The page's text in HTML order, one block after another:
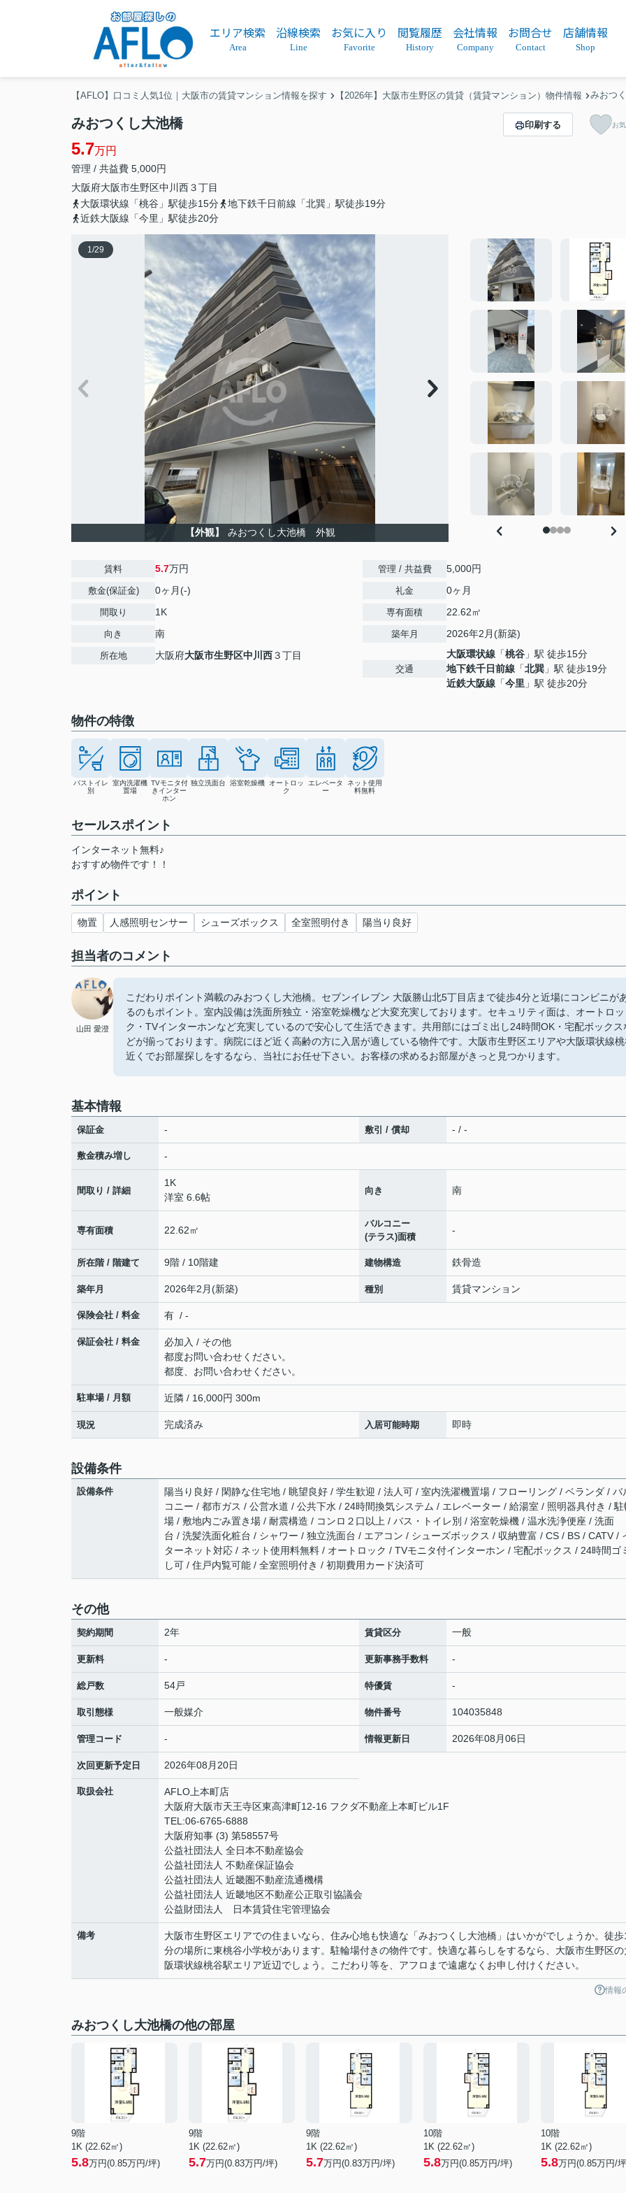
エリア検索
Area
沿線検索
Line
お気に入り
Favorite
閲覧履歴
History
会社情報
Company
お問合せ
Contact
店舗情報
Shop
【AFLO】口コミ人気1位｜大阪市の賃貸マンション情報を探す 【2026年】大阪市生野区の賃貸（賃貸マンション）物件情報 みおつ
みおつくし大池橋
5.7万円
管理 / 共益費 5,000円
大阪府大阪市生野区中川西３丁目
大阪環状線「桃谷」駅徒歩15分
地下鉄千日前線「北巽」駅徒歩19分
近鉄大阪線「今里」駅徒歩20分
印刷する お
1/29
【外観】 みおつくし大池橋 外観
賃料 5.7万円
敷金(保証金) 0ヶ月(-)
間取り 1K
向き 南
所在地 大阪府大阪市生野区中川西３丁目
管理 / 共益費 5,000円
礼金 0ヶ月
専有面積 22.62㎡
築年月 2026年2月(新築)
交通
大阪環状線 「桃谷 」駅 徒歩15分
地下鉄千日前線 「北巽 」駅 徒歩19分
近鉄大阪線 「今里 」駅 徒歩20分
物件の特徴
バストイレ
別
室内洗濯機
置場
TVモニタ付
きインター
ホン
独立洗面台 浴室乾燥機
オートロッ
ク
エレベータ
ー
ネット使用
料無料
セールスポイント
インターネット無料♪
おすすめ物件です！！
ポイント
物置 人感照明センサー シューズボックス 全室照明付き 陽当り良好
担当者のコメント
山田 愛澄
こだわりポイント満載のみおつくし大池橋。セブンイレブン 大阪勝山北5丁目店まで徒歩4分と近場にコンビニが
るのもポイント。室内設備は洗面所独立・浴室乾燥機など大変充実しております。セキュリティ面は、オートロッ
ク・TVインターホンなど充実しているので安心して生活できます。共用部にはゴミ出し24時間OK・宅配ボックス
どが揃っております。病院にほど近く高齢の方に入居が適している物件です。大阪市生野区エリアや大阪環状線桃
近くでお部屋探しをするなら、当社にお任せ下さい。お客様の求めるお部屋がきっと見つかります。
基本情報
保証金 - 敷引 / 償却 - / -
敷金積み増し -
間取り / 詳細
1K
洋室 6.6帖
向き 南
専有面積 22.62㎡
バルコニー
(テラス)面積
-
所在階 / 階建て 9階 / 10階建 建物構造 鉄骨造
築年月 2026年2月(新築) 種別 賃貸マンション
保険会社 / 料金 有 / -
保証会社 / 料金
必加入 / その他
都度お問い合わせください。
都度、お問い合わせください。
駐車場 / 月額 近隣 / 16,000円 300m
現況 完成済み 入居可能時期 即時
設備条件
設備条件
陽当り良好 / 閑静な住宅地 / 眺望良好 / 学生歓迎 / 法人可 / 室内洗濯機置場 / フローリング / ベランダ / バ
コニー / 都市ガス / 公営水道 / 公共下水 / 24時間換気システム / エレベーター / 給湯室 / 照明器具付き / 駐
場 / 敷地内ごみ置き場 / 耐震構造 / コンロ２口以上 / バス・トイレ別 / 浴室乾燥機 / 温水洗浄便座 / 洗面
台 / 洗髪洗面化粧台 / シャワー / 独立洗面台 / エアコン / シューズボックス / 収納豊富 / CS / BS / CATV /
ターネット対応 / ネット使用料無料 / オートロック / TVモニタ付インターホン / 宅配ボックス / 24時間ゴ
し可 / 住戸内覧可能 / 全室照明付き / 初期費用カード決済可
その他
契約期間 2年 賃貸区分 一般
更新料 - 更新事務手数料 -
総戸数 54戸 特優賃 -
取引態様 一般媒介 物件番号 104035848
管理コード - 情報更新日 2026年08月06日
次回更新予定日 2026年08月20日
取扱会社
AFLO上本町店
大阪府大阪市天王寺区東高津町12-16 フクダ不動産上本町ビル1F
TEL:06-6765-6888
大阪府知事 (3) 第58557号
公益社団法人 全日本不動産協会
公益社団法人 不動産保証協会
公益社団法人 近畿圏不動産流通機構
公益社団法人 近畿地区不動産公正取引協議会
公益財団法人 日本賃貸住宅管理協会
備考
大阪市生野区エリアでの住まいなら、住み心地も快適な「みおつくし大池橋」はいかがでしょうか。徒歩
分の場所に東桃谷小学校があります。駐輪場付きの物件です。快適な暮らしをするなら、大阪市生野区の
阪環状線桃谷駅エリア近辺でしょう。こだわり等を、アフロまで遠慮なくお申し付けください。
情報
みおつくし大池橋の他の部屋
9階
1K (22.62㎡)
5.8万円(0.85万円/坪)
9階
1K (22.62㎡)
5.7万円(0.83万円/坪)
9階
1K (22.62㎡)
5.7万円(0.83万円/坪)
10階
1K (22.62㎡)
5.8万円(0.85万円/坪)
10階
1K (22.62㎡)
5.8万円(0.85万円/